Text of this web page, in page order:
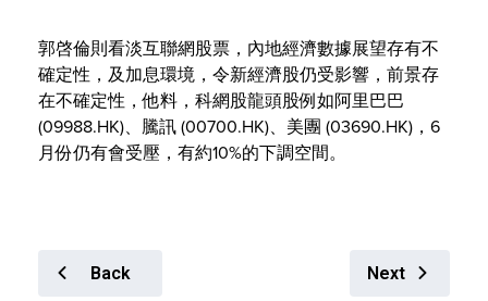
郭啓倫則看淡互聯網股票，內地經濟數據展望存有不
確定性，及加息環境，令新經濟股仍受影響，前景存
在不確定性，他料，科網股龍頭股例如阿里巴巴
(09988.HK)、騰訊 (00700.HK)、美團 (03690.HK)，6
月份仍有會受壓，有約10%的下調空間。
Back Next